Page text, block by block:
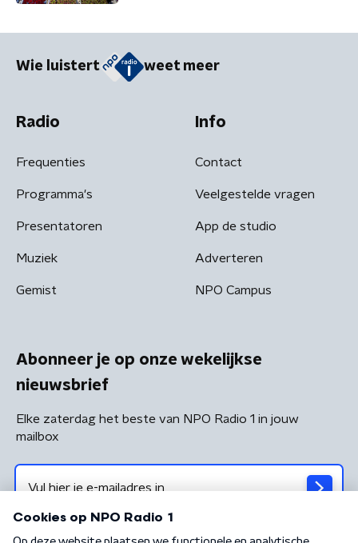
Wie luistert weet meer
Radio
Frequenties
Programma's
Presentatoren
Muziek
Gemist
Info
Contact
Veelgestelde vragen
App de studio
Adverteren
NPO Campus
Abonneer je op onze wekelijkse
nieuwsbrief
Elke zaterdag het beste van NPO Radio 1 in jouw
mailbox